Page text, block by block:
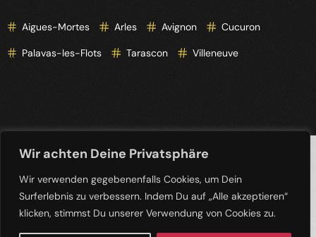
Wir achten Deine Privatsphäre
Wir verwenden gegebenenfalls Cookies, um Dein
Surferlebnis zu verbessern. Indem Du auf „Alle akzeptieren“
klicken, stimmst Du unserer Verwendung von Cookies zu.
Aigues-Mortes Arles Avignon Cucuron
Palavas-les-Flots Tarascon Villeneuve
PREV POST
November-
NEXT POST
Kreativ an der